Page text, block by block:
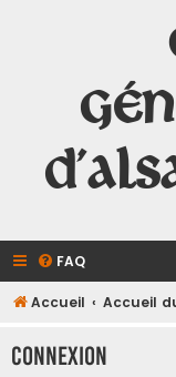
FAQ
Accueil Accueil
Connexion